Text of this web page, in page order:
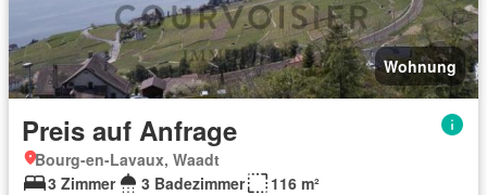
Wohnung
Preis auf Anfrage
Bourg-en-Lavaux, Waadt
3 Zimmer
3 Badezimmer 116 m²